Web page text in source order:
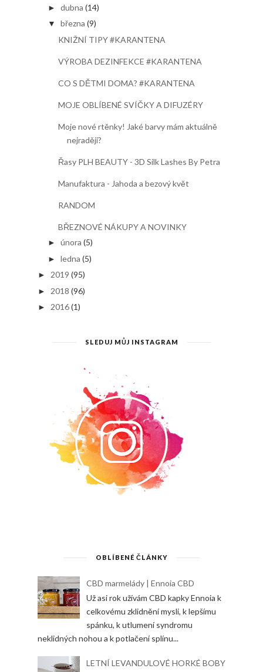
► dubna (14)
▼ března (9)
KNIŽNÍ TIPY #KARANTENA
VÝROBA DEZINFEKCE #KARANTENA
CO S DĚTMI DOMA? #KARANTENA
MOJE OBLÍBENÉ SVÍČKY A DIFUZÉRY
Moje nové rtěnky! Jaké barvy mám aktuálně
nejraději?
Řasy PLH BEAUTY - 3D Silk Lashes By Petra
Manufaktura - Jahoda a bezový květ
RANDOM
BŘEZNOVÉ NÁKUPY A NOVINKY
► února (5)
► ledna (5)
► 2019 (95)
► 2018 (96)
► 2016(1)
SLEDUJ MŮJ INSTAGRAM
OBLÍBENÉ ČLÁNKY
CBD marmelády | Ennoia CBD
Už asi rok užívám CBD kapky Ennoia k
celkovému zklidnění mysli, k lepšímu
spánku, k utlumení syndromu
neklidných nohou a k potlačení splínu...
LETNÍ LEVANDULOVÉ HORKÉ BOBY